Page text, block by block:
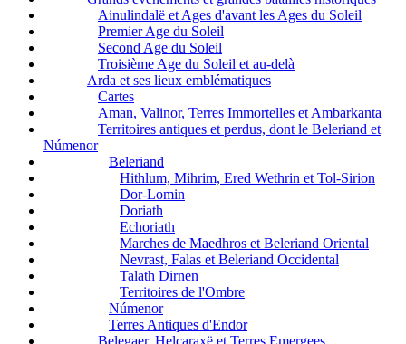
Ainulindalë et Ages d'avant les Ages du Soleil
Premier Age du Soleil
Second Age du Soleil
Troisième Age du Soleil et au-delà
Arda et ses lieux emblématiques
Cartes
Aman, Valinor, Terres Immortelles et Ambarkanta
Territoires antiques et perdus, dont le Beleriand et
Númenor
Beleriand
Hithlum, Mihrim, Ered Wethrin et Tol-Sirion
Dor-Lomin
Doriath
Echoriath
Marches de Maedhros et Beleriand Oriental
Nevrast, Falas et Beleriand Occidental
Talath Dirnen
Territoires de l'Ombre
Númenor
Terres Antiques d'Endor
Belegaer, Helcaraxë et Terres Emergees